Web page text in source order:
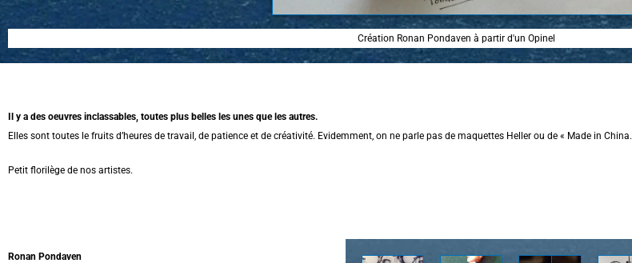
Création Ronan Pondaven à partir d'un Opinel
Il y a des oeuvres inclassables, toutes plus belles les unes que les autres.
Elles sont toutes le fruits d’heures de travail, de patience et de créativité. Evidemment, on ne parle pas de maquettes Heller ou de « Made in China.
Petit florilège de nos artistes.
Ronan Pondaven